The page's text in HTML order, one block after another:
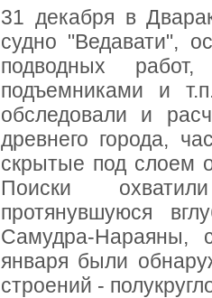
31 декабря в
судно "Ведавати",
подводных работ,
подъемниками и
обследовали и
древнего города,
скрытые под слоем
Поиски
протянувшуюся
Самудра-Нараяны,
января были
строений -